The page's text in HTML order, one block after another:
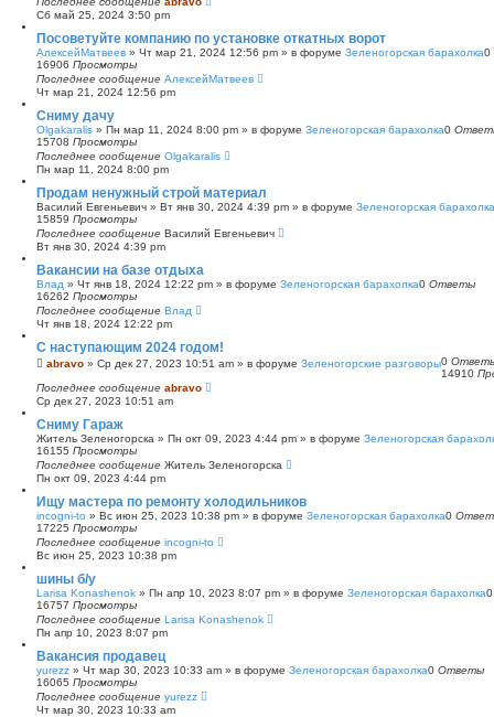
Сб май 25, 2024 3:50 pm
Посоветуйте компанию по установке откатных ворот
АлексейМатвеев » Чт мар 21, 2024 12:56 pm » в форуме Зеленогорская барахолка0
16906 Просмотры
Последнее сообщение АлексейМатвеев
Чт мар 21, 2024 12:56 pm
Сниму дачу
Olgakaralis » Пн мар 11, 2024 8:00 pm » в форуме Зеленогорская барахолка0
15708 Просмотры
Последнее сообщение Olgakaralis
Пн мар 11, 2024 8:00 pm
Продам ненужный строй материал
Василий Евгеньевич » Вт янв 30, 2024 4:39 pm » в форуме Зеленогорская барахолка
15859 Просмотры
Последнее сообщение Василий Евгеньевич
Вт янв 30, 2024 4:39 pm
Вакансии на базе отдыха
Влад » Чт янв 18, 2024 12:22 pm » в форуме Зеленогорская барахолка0 Ответы
16262 Просмотры
Последнее сообщение Влад
Чт янв 18, 2024 12:22 pm
С наступающим 2024 годом!
abravo » Ср дек 27, 2023 10:51 am » в форуме Зеленогорские разговоры0
14910
Последнее сообщение abravo
Ср дек 27, 2023 10:51 am
Сниму Гараж
Житель Зеленогорска » Пн окт 09, 2023 4:44 pm » в форуме Зеленогорская
16155 Просмотры
Последнее сообщение Житель Зеленогорска
Пн окт 09, 2023 4:44 pm
Ищу мастера по ремонту холодильников
incogni-to » Вс июн 25, 2023 10:38 pm » в форуме Зеленогорская барахолка0
17225 Просмотры
Последнее сообщение incogni-to
Вс июн 25, 2023 10:38 pm
шины б/у
Larisa Konashenok » Пн апр 10, 2023 8:07 pm » в форуме Зеленогорская барахолка
16757 Просмотры
Последнее сообщение Larisa Konashenok
Пн апр 10, 2023 8:07 pm
Вакансия продавец
yurezz » Чт мар 30, 2023 10:33 am » в форуме Зеленогорская барахолка0 Ответы
16065 Просмотры
Последнее сообщение yurezz
Чт мар 30, 2023 10:33 am